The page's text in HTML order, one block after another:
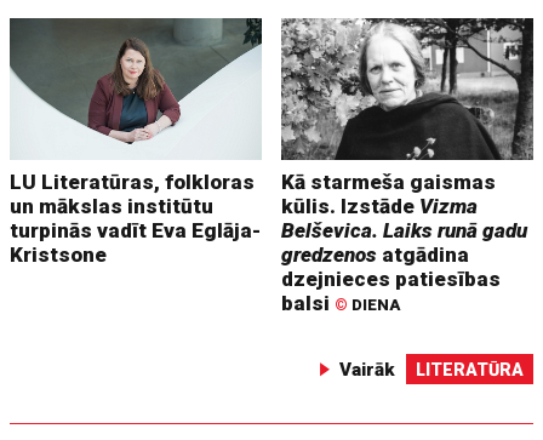
LU Literatūras, folkloras
un mākslas institūtu
turpinās vadīt Eva Eglāja-
Kristsone
Kā starmeša gaismas
kūlis. Izstāde Vizma
Belševica. Laiks runā gadu
gredzenos atgādina
dzejnieces patiesības
balsi © DIENA
Vairāk LITERATŪRA